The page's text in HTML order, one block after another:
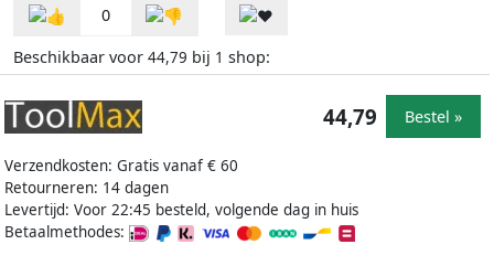
0
Beschikbaar voor 44,79 bij 1 shop:
Verzendkosten: Gratis vanaf € 60
Retourneren: 14 dagen
Levertijd: Voor 22:45 besteld, volgende dag in huis
Betaalmethodes:
44,79 Bestel »